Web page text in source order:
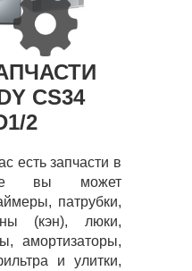
CS34
2
есть запчасти в
вы может
патрубки,
(кэн), люки,
амортизаторы,
и улитки,